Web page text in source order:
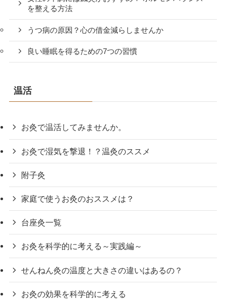
を整える方法
うつ病の原因？心の借金減らしませんか
良い睡眠を得るための7つの習慣
温活
お灸で温活してみませんか。
お灸で湿気を撃退！？温灸のススメ
附子灸
家庭で使うお灸のおススメは？
台座灸一覧
お灸を科学的に考える～実践編～
せんねん灸の温度と大きさの違いはあるの？
お灸の効果を科学的に考える